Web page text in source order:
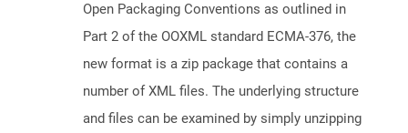
Open Packaging Conventions as outlined in
Part 2 of the OOXML standard ECMA-376, the
new format is a zip package that contains a
number of XML files. The underlying structure
and files can be examined by simply unzipping